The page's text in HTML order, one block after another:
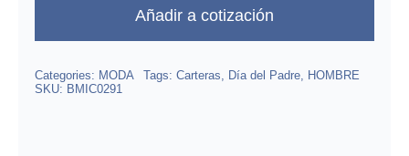
cantidad
Añadir a cotización
Categories: MODA Tags: Carteras, Día del Padre, HOMBRE
SKU: BMIC0291